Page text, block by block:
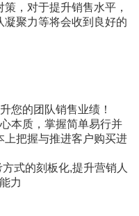
，对于提升销售水平，
凝聚力等将会收到良好的
您的团队销售业绩！
本质，掌握简单易行并
上把握与推进客户购买进
式的刻板化,提升营销人
力